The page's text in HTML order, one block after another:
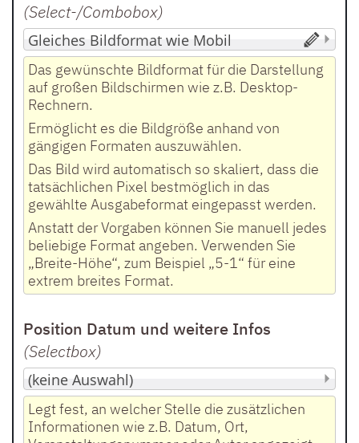
(Select-/Combobox)
Das gewünschte Bildformat für die Darstellung
auf großen Bildschirmen wie z.B. Desktop-
Rechnern.
Ermöglicht es die Bildgröße anhand von
gängigen Formaten auszuwählen.
Das Bild wird automatisch so skaliert, dass die
tatsächlichen Pixel bestmöglich in das
gewählte Ausgabeformat eingepasst werden.
Anstatt der Vorgaben können Sie manuell jedes
beliebige Format angeben. Verwenden Sie
„Breite-Höhe“, zum Beispiel „5-1“ für eine
extrem breites Format.
Position Datum und weitere Infos
(Selectbox)
Legt fest, an welcher Stelle die zusätzlichen
Informationen wie z.B. Datum, Ort,